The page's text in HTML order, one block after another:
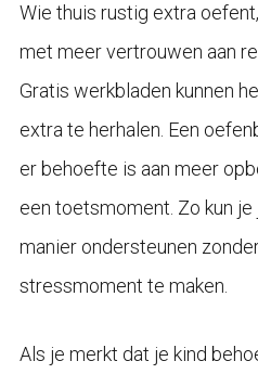
Wie thuis rustig extra
met meer vertrouwen aan
Gratis werkbladen kunnen
extra te herhalen. Een
er behoefte is aan meer
een toetsmoment. Zo kun
manier ondersteunen
stressmoment te maken.
Als je merkt dat je kind